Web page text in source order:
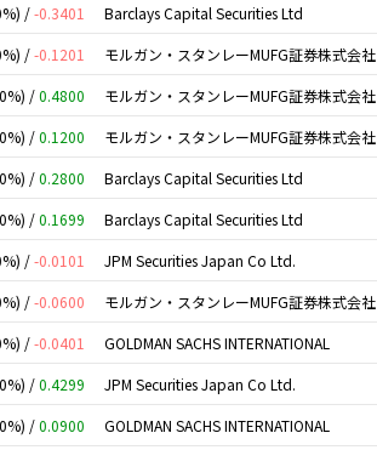
/-0.3401 Barclays Capital Securities Ltd
/-0.1201 モルガン・スタンレーMUFG証券株式会社
/0.4800 モルガン・スタンレーMUFG証券株式会社
/0.1200 モルガン・スタンレーMUFG証券株式会社
/0.2800 Barclays Capital Securities Ltd
/0.1699 Barclays Capital Securities Ltd
/-0.0101 JPM Securities Japan Co Ltd.
/-0.0600 モルガン・スタンレーMUFG証券株式会社
/-0.0401 GOLDMAN SACHS INTERNATIONAL
/0.4299 JPM Securities Japan Co Ltd.
/0.0900 GOLDMAN SACHS INTERNATIONAL